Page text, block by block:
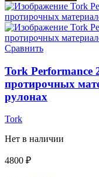
Сравнить
Tork Performance
протирочных
рулонах
Tork
Нет в наличии
4800 ₽